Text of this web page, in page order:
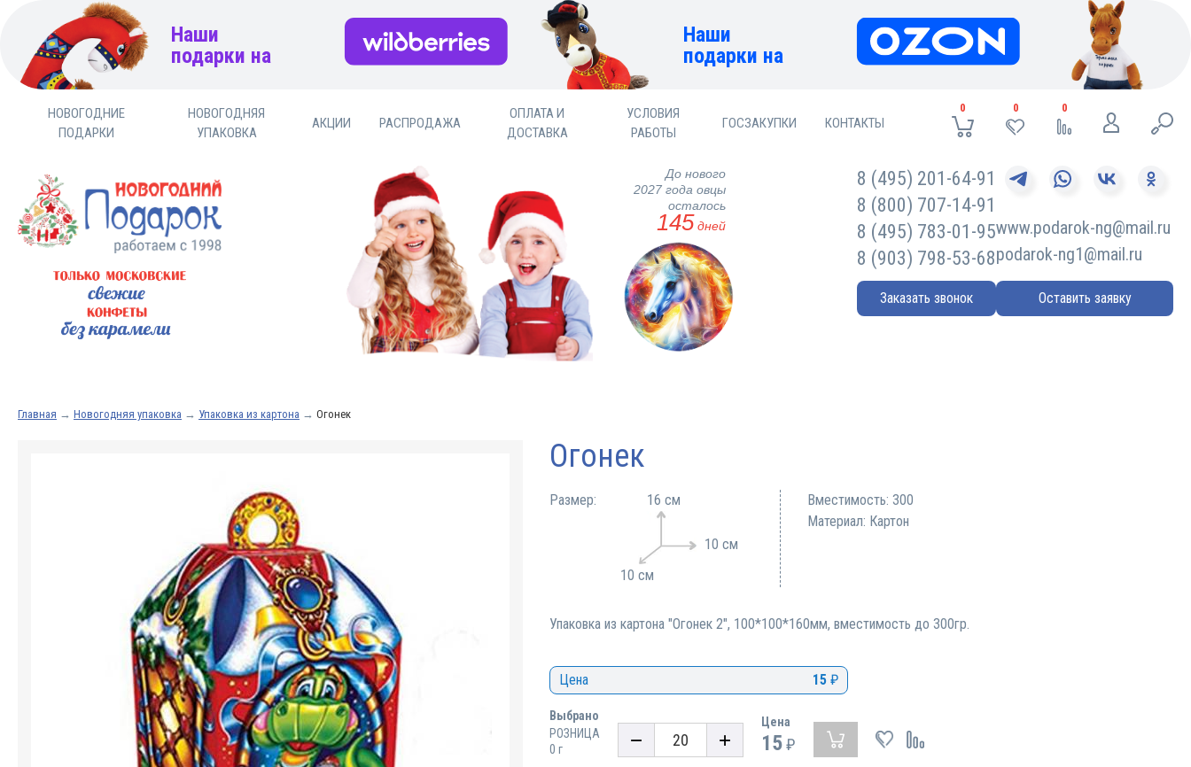
Наши
подарки на
Наши
подарки на
НОВОГОДНИЕ
ПОДАРКИ
НОВОГОДНЯЯ
УПАКОВКА
АКЦИИ РАСПРОДАЖА
ОПЛАТА И
ДОСТАВКА
УСЛОВИЯ
РАБОТЫ
ГОСЗАКУПКИ КОНТАКТЫ
0 0 0
До нового
2027 года овцы
осталось
145дней
8 (495) 201-64-91
8 (800) 707-14-91
8 (495) 783-01-95
8 (903) 798-53-68
Заказать звонок
www.podarok-ng@mail.ru
podarok-ng1@mail.ru
Оставить заявку
Главная → Новогодняя упаковка → Упаковка из картона → Огонек
Огонек
10 см
16 см
10 см
Размер:
Вместимость: 300
Материал: Картон
Упаковка из картона "Огонек 2", 100*100*160мм, вместимость до 300гр.
Цена 15 ₽
Выбрано
РОЗНИЦА
0 г
Цена
15₽